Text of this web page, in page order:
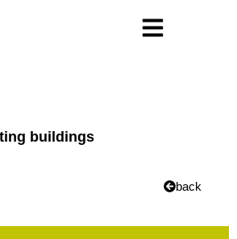
buildings
back